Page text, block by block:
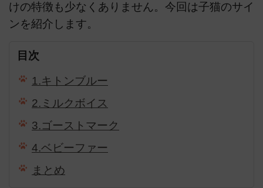
けの特徴も少なくありません。今回は子猫のサイ
ンを紹介します。
目次
1.キトンブルー
2.ミルクボイス
3.ゴーストマーク
4.ベビーファー
まとめ